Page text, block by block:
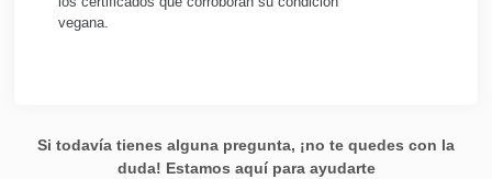
vegana.
Si todavía tienes alguna pregunta, ¡no te quedes con la
duda! Estamos aquí para ayudarte